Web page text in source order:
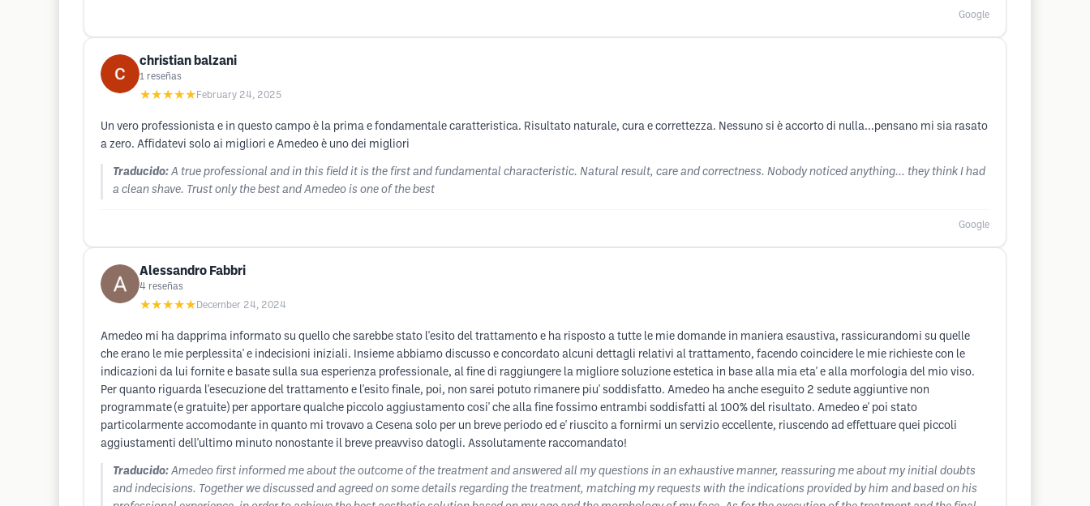
Google
christian balzani
1 reseñas
★★★★★ February 24, 2025
Un vero professionista e in questo campo è la prima e fondamentale caratteristica. Risultato naturale, cura e correttezza. Nessuno si è accorto di nulla...pensano mi sia rasato
a zero. Affidatevi solo ai migliori e Amedeo è uno dei migliori
Traducido: A true professional and in this field it is the first and fundamental characteristic. Natural result, care and correctness. Nobody noticed anything... they think I had
a clean shave. Trust only the best and Amedeo is one of the best
Google
Alessandro Fabbri
4 reseñas
★★★★★ December 24, 2024
Amedeo mi ha dapprima informato su quello che sarebbe stato l'esito del trattamento e ha risposto a tutte le mie domande in maniera esaustiva, rassicurandomi su quelle
che erano le mie perplessita' e indecisioni iniziali. Insieme abbiamo discusso e concordato alcuni dettagli relativi al trattamento, facendo coincidere le mie richieste con le
indicazioni da lui fornite e basate sulla sua esperienza professionale, al fine di raggiungere la migliore soluzione estetica in base alla mia eta' e alla morfologia del mio viso.
Per quanto riguarda l'esecuzione del trattamento e l'esito finale, poi, non sarei potuto rimanere piu' soddisfatto. Amedeo ha anche eseguito 2 sedute aggiuntive non
programmate (e gratuite) per apportare qualche piccolo aggiustamento cosi' che alla fine fossimo entrambi soddisfatti al 100% del risultato. Amedeo e' poi stato
particolarmente accomodante in quanto mi trovavo a Cesena solo per un breve periodo ed e' riuscito a fornirmi un servizio eccellente, riuscendo ad effettuare quei piccoli
aggiustamenti dell'ultimo minuto nonostante il breve preavviso datogli. Assolutamente raccomandato!
Traducido: Amedeo first informed me about the outcome of the treatment and answered all my questions in an exhaustive manner, reassuring me about my initial doubts
and indecisions. Together we discussed and agreed on some details regarding the treatment, matching my requests with the indications provided by him and based on his